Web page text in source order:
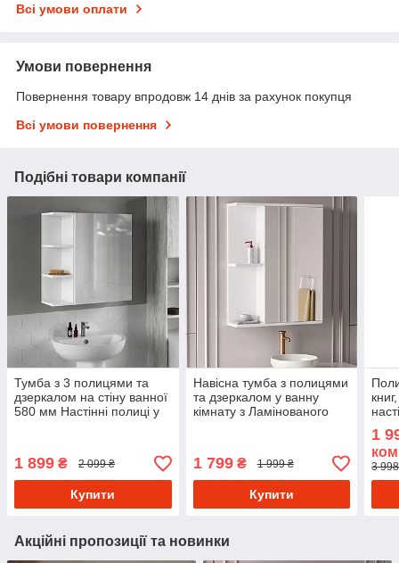
Всі умови оплати
Умови повернення
Повернення товару впродовж 14 днів за рахунок покупця
Всі умови повернення
Подібні товари компанії
Тумба з 3 полицями та
дзеркалом на стіну ванної
580 мм Настінні полиці у
1 899 ₴ 2 099 ₴
Купити
Навісна тумба з полицями
та дзеркалом у ванну
кімнату з Ламінованого
1 799₴ 1 999 ₴
Купити
з
1
3
Акційні пропозиції та новинки